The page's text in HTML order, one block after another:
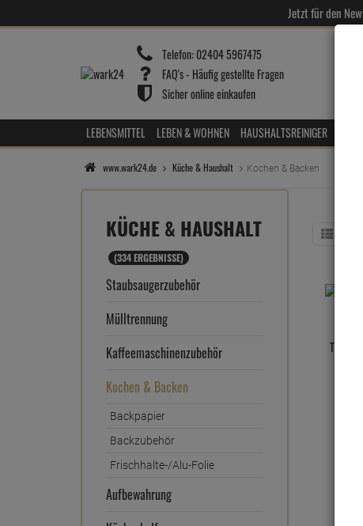
Jetzt für den
Telefon:02404 5967475
FAQ's - Häufig gestellte Fragen
Sicher online einkaufen
LEBENSMITTEL LEBEN & WOHNEN HAUSHALTSREINIGER
www.wark24.de Küche & Haushalt Kochen & Backen
KÜCHE & HAUSHALT
(334 ERGEBNISSE)
Staubsaugerzubehör
Mülltrennung
Kaffeemaschinenzubehör
Kochen & Backen
Backpapier
Backzubehör
Frischhalte-/Alu-Folie
Aufbewahrung
Toppits